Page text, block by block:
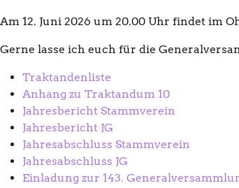
Am 12. Juni 2026 um 20.00 Uhr findet im
Gerne lasse ich euch für die
Traktandenliste
Anhang zu Traktandum 10
Jahresbericht Stammverein
Jahresbericht JG
Jahresabschluss Stammverein
Jahresabschluss JG
Einladung zur 143.